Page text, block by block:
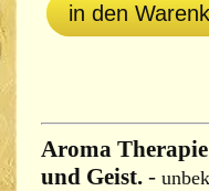
in den
Aroma
und Geist. -